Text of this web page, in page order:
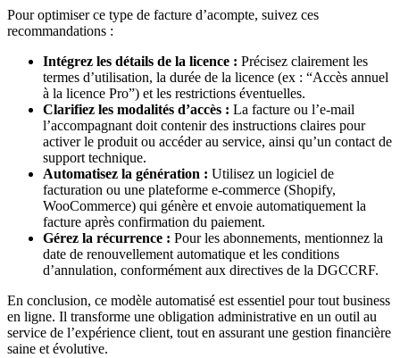
Pour optimiser ce type de facture d’acompte, suivez ces
recommandations :
Intégrez les détails de la licence : Précisez clairement les
termes d’utilisation, la durée de la licence (ex : “Accès annuel
à la licence Pro”) et les restrictions éventuelles.
Clarifiez les modalités d’accès : La facture ou l’e-mail
l’accompagnant doit contenir des instructions claires pour
activer le produit ou accéder au service, ainsi qu’un contact de
support technique.
Automatisez la génération : Utilisez un logiciel de
facturation ou une plateforme e-commerce (Shopify,
WooCommerce) qui génère et envoie automatiquement la
facture après confirmation du paiement.
Gérez la récurrence : Pour les abonnements, mentionnez la
date de renouvellement automatique et les conditions
d’annulation, conformément aux directives de la DGCCRF.
En conclusion, ce modèle automatisé est essentiel pour tout business
en ligne. Il transforme une obligation administrative en un outil au
service de l’expérience client, tout en assurant une gestion financière
saine et évolutive.